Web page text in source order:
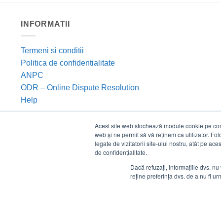
Acest site web stochează module cookie pe
web și ne permit să vă reținem ca utilizator.
legate de vizitatorii site-ului nostru, atât pe
de confidențialitate.
Dacă refuzați, informațiile dvs.
reține preferința dvs. de a nu fi
INFORMATII
Termeni si conditii
Politica de confidentialitate
ANPC
ODR – Online Dispute Resolution
Help